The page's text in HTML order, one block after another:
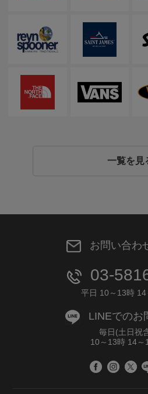
一覧を見
お問い合わ
03-
平日 10～13時
LINEでのお
毎日(土日祝
10～13時 14～